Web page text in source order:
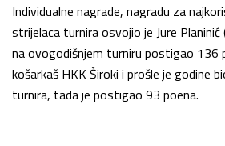
Individualne nagrade, nagradu za
strijelaca turnira osvojio je Jure Planinić
na ovogodišnjem turniru postigao 136
košarkaš HKK Široki i prošle je godine
turnira, tada je postigao 93 poena.